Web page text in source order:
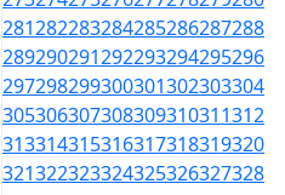
281282283284285286287288
289290291292293294295296
297298299300301302303304
305306307308309310311312
313314315316317318319320
321322323324325326327328